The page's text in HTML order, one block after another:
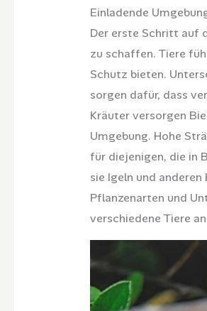
Einladende
Der erste Schritt auf
zu schaffen. Tiere
Schutz bieten.
sorgen dafür, dass
Kräuter versorgen
Umgebung. Hohe
für diejenigen, die in
sie Igeln und
Pflanzenarten und
verschiedene Tiere